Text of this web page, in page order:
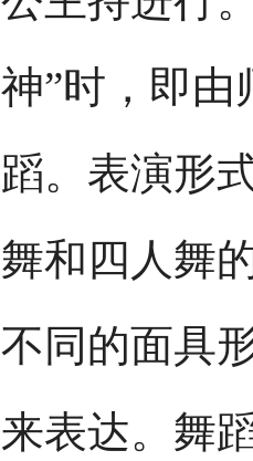
神”时，即
蹈。表演形
舞和四人舞
不同的面具
来表达。舞